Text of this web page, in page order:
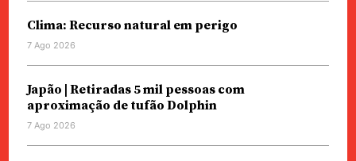
Clima: Recurso natural em perigo
7 Ago 2026
Japão | Retiradas 5 mil pessoas com
aproximação de tufão Dolphin
7 Ago 2026